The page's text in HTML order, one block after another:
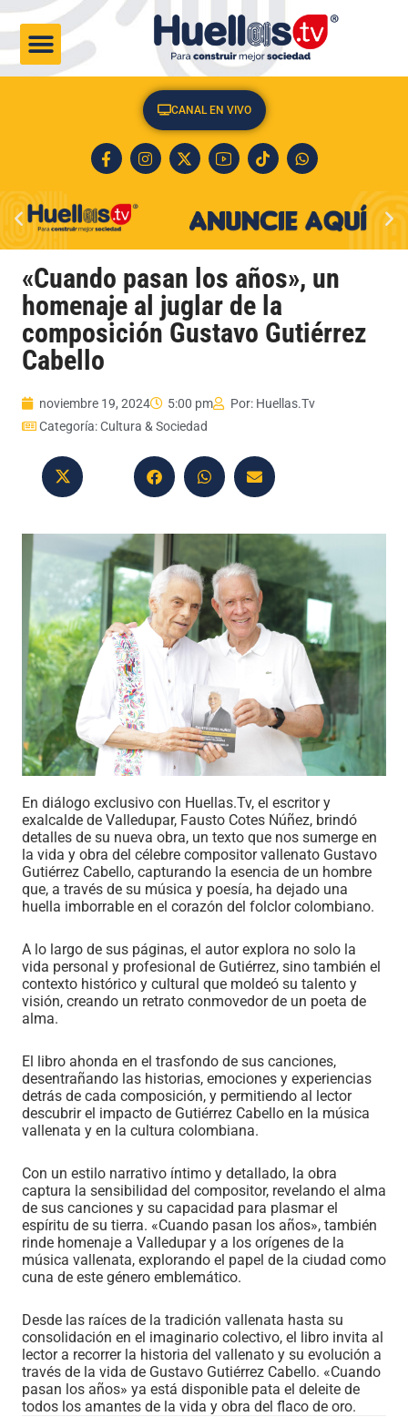
CANAL EN VIVO
«Cuando pasan los años», un
homenaje al juglar de la
composición Gustavo Gutiérrez
Cabello
noviembre 19, 2024 5:00 pm Por: Huellas.Tv
Categoría:Cultura & Sociedad
En diálogo exclusivo con Huellas.Tv, el escritor y
exalcalde de Valledupar, Fausto Cotes Núñez, brindó
detalles de su nueva obra, un texto que nos sumerge en
la vida y obra del célebre compositor vallenato Gustavo
Gutiérrez Cabello, capturando la esencia de un hombre
que, a través de su música y poesía, ha dejado una
huella imborrable en el corazón del folclor colombiano.
A lo largo de sus páginas, el autor explora no solo la
vida personal y profesional de Gutiérrez, sino también el
contexto histórico y cultural que moldeó su talento y
visión, creando un retrato conmovedor de un poeta de
alma.
El libro ahonda en el trasfondo de sus canciones,
desentrañando las historias, emociones y experiencias
detrás de cada composición, y permitiendo al lector
descubrir el impacto de Gutiérrez Cabello en la música
vallenata y en la cultura colombiana.
Con un estilo narrativo íntimo y detallado, la obra
captura la sensibilidad del compositor, revelando el alma
de sus canciones y su capacidad para plasmar el
espíritu de su tierra. «Cuando pasan los años», también
rinde homenaje a Valledupar y a los orígenes de la
música vallenata, explorando el papel de la ciudad como
cuna de este género emblemático.
Desde las raíces de la tradición vallenata hasta su
consolidación en el imaginario colectivo, el libro invita al
lector a recorrer la historia del vallenato y su evolución a
través de la vida de Gustavo Gutiérrez Cabello. «Cuando
pasan los años» ya está disponible pata el deleite de
todos los amantes de la vida y obra del flaco de oro.